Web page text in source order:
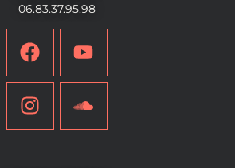
06.83.37.95.98